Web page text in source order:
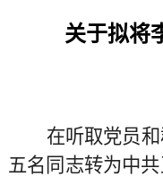
关于拟将
在听取党员
五名 同志转为中